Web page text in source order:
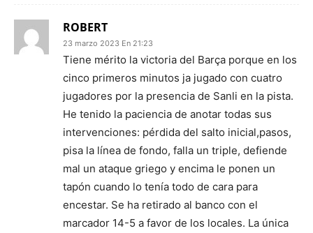
ROBERT
23 marzo 2023 En 21:23
Tiene mérito la victoria del Barça porque en los
cinco primeros minutos ja jugado con cuatro
jugadores por la presencia de Sanli en la pista.
He tenido la paciencia de anotar todas sus
intervenciones: pérdida del salto inicial,pasos,
pisa la línea de fondo, falla un triple, defiende
mal un ataque griego y encima le ponen un
tapón cuando lo tenía todo de cara para
encestar. Se ha retirado al banco con el
marcador 14-5 a favor de los locales. La única